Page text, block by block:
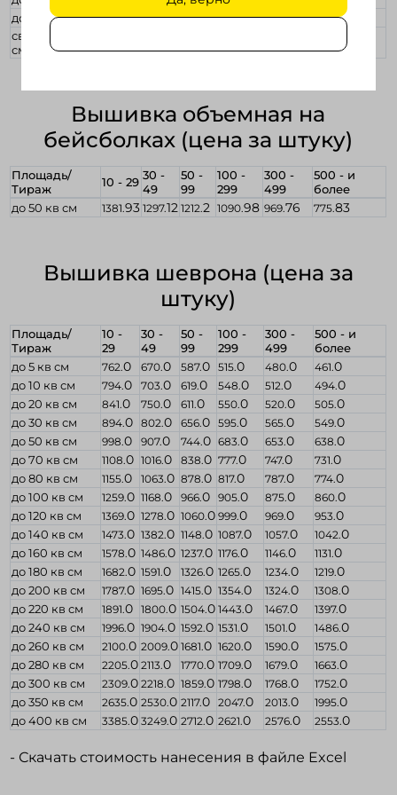
до 400 кв см 2500.19 2395.14 1982.31 1912.13 1877.0 1859.
свыше 400 кв
см
2324.
Вышивка объемная на
бейсболках (цена за штуку)
Площадь/
Тираж
10 - 29 30 -
49
50 -
99
100 -
299
300 -
499
500 - и
более
до 50 кв см
1381.93 1297.12 1212.2 1090.98 969.76 775.83
Вышивка шеврона (цена за
штуку)
Площадь/
Тираж
10 -
29
30 -
49
50 -
99
100 -
299
300 -
499
500 - и
более
до 5 кв см
762.0 670.0 587.0 515.0 480.0 461.0
до 10 кв см 794.0 703.0 619.0 548.0 512.0 494.0
до 20 кв см 841.0 750.0 611.0 550.0 520.0 505.0
до 30 кв см 894.0 802.0 656.0 595.0 565.0 549.0
до 50 кв см 998.0 907.0 744.0 683.0 653.0 638.0
до 70 кв см 1108.0 1016.0 838.0 777.0 747.0 731.0
до 80 кв см 1155.0 1063.0 878.0 817.0 787.0 774.0
до 100 кв см 1259.0 1168.0 966.0 905.0 875.0 860.0
до 120 кв см 1369.0 1278.0 1060.0 999.0 969.0 953.0
до 140 кв см 1473.0 1382.0 1148.0 1087.0 1057.0 1042.0
до 160 кв см 1578.0 1486.0 1237.0 1176.0 1146.0 1131.0
до 180 кв см 1682.0 1591.0 1326.0 1265.0 1234.0 1219.0
до 200 кв см 1787.0 1695.0 1415.0 1354.0 1324.0 1308.0
до 220 кв см 1891.0 1800.0 1504.0 1443.0 1467.0 1397.0
до 240 кв см 1996.0 1904.0 1592.0 1531.0 1501.0 1486.0
до 260 кв см 2100.0 2009.0 1681.0 1620.0 1590.0 1575.0
до 280 кв см 2205.0 2113.0 1770.0 1709.0 1679.0 1663.0
до 300 кв см 2309.0 2218.0 1859.0 1798.0 1768.0 1752.0
до 350 кв см 2635.0 2530.0 2117.0 2047.0 2013.0 1995.0
до 400 кв см 3385.0 3249.0 2712.0 2621.0 2576.0 2553.0
Скачать стоимость нанесения в файле Excel